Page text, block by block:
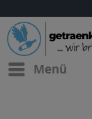
Menü